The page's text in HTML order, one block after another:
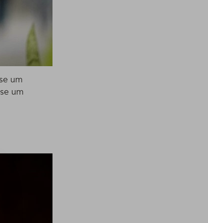
um
um